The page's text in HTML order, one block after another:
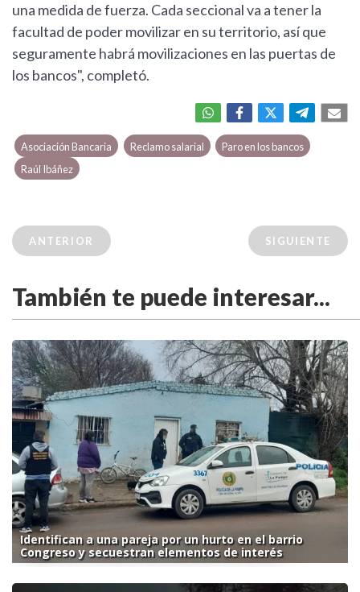
una medida de fuerza. Cada seccional va a tener la
facultad de poder movilizar en su territorio, así que
seguramente habrá movilizaciones en las puertas de
los bancos", completó.
Asociación Bancaria Reclamo salarial
Paro en los bancos
Raúl Ibáñez
ANTERIOR SIGUIENTE
También te puede interesar...
Identifican a una pareja por un hurto en el barrio
Congreso y secuestran elementos de interés